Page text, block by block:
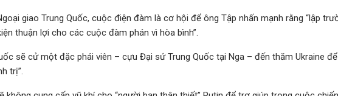
giao Trung Quốc, cuộc điện đàm là cơ hội để ông Tập nhấn mạnh rằng “lập
thuận lợi cho các cuộc đàm phán vì hòa bình”.
sẽ cử một đặc phái viên – cựu Đại sứ Trung Quốc tại Nga – đến thăm Ukraine
trị”.